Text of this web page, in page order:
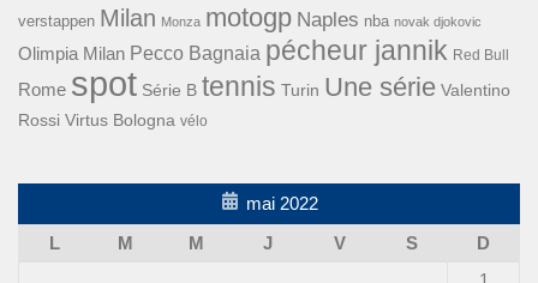
verstappen Milan Monza motogp Naples nba novak djokovic
Olimpia Milan Pecco Bagnaia pécheur jannik Red Bull
Rome spot Série B tennis Turin Une série Valentino
Rossi Virtus Bologna vélo
mai 2022
L
M M J V S
D